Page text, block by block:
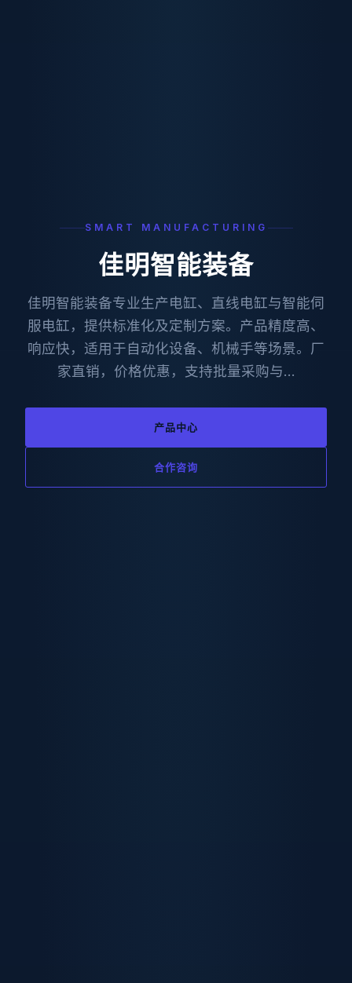
SMART MANUFACTURING
佳明智能装备
佳明智能装备专业生产电缸、直线电缸与智能伺
服电缸，提供标准化及定制方案。产品精度高、
响应快，适用于自动化设备、机械手等场景。厂
家直销，价格优惠，支持批量采购与…
产品中心
合作咨询